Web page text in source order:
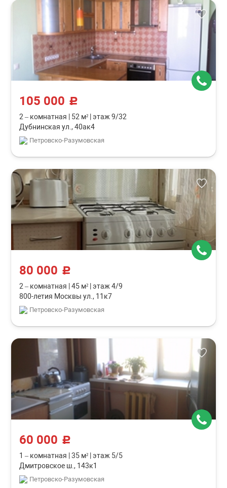
105 000 c
2 – комнатная 52 м² этаж 9/32
Дубнинская ул., 40ак4
Петровско-Разумовская
80 000 c
2 – комнатная 45 м² этаж 4/9
800-летия Москвы ул., 11к7
Петровско-Разумовская
60 000 c
1 – комнатная 35 м² этаж 5/5
Дмитровское ш., 143к1
Петровско-Разумовская